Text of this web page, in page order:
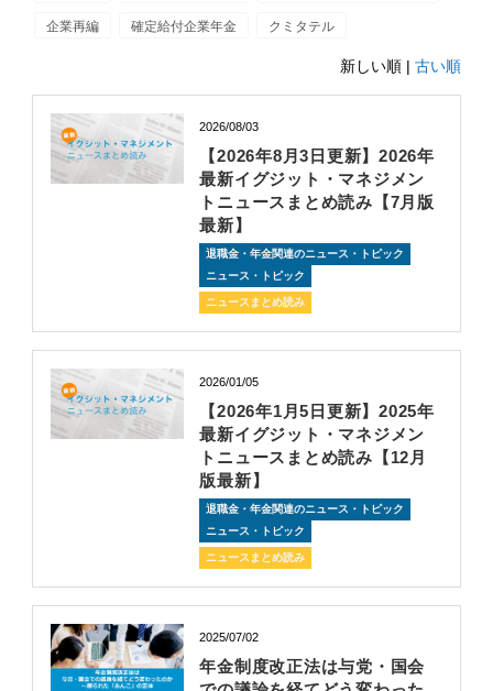
企業再編 確定給付企業年金 クミタテル
新しい順 | 古い順
2026/08/03
【2026年8月3日更新】2026年
最新イグジット・マネジメン
トニュースまとめ読み【7月版
最新】
退職金・年金関連のニュース・トピック
ニュース・トピック
ニュースまとめ読み
2026/01/05
【2026年1月5日更新】2025年
最新イグジット・マネジメン
トニュースまとめ読み【12月
版最新】
退職金・年金関連のニュース・トピック
ニュース・トピック
ニュースまとめ読み
2025/07/02
年金制度改正法は与党・国会